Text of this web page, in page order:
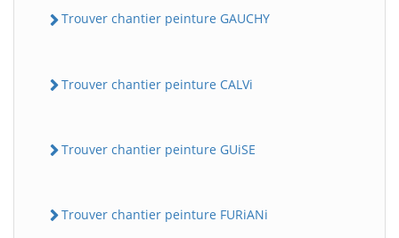
Trouver chantier peinture GAUCHY
Trouver chantier peinture CALVi
Trouver chantier peinture GUiSE
Trouver chantier peinture FURiANi